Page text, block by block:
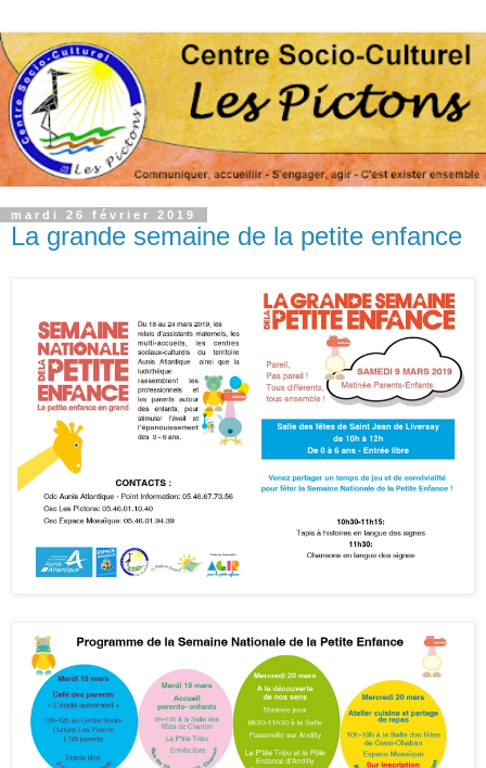
mardi 26 février 2019
La grande semaine de la petite enfance